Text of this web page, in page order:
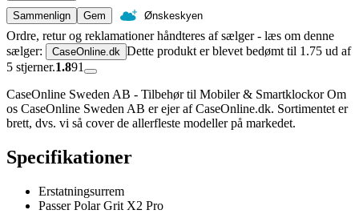
Sammenlign
Gem Ønskeskyen
Ordre, retur og reklamationer håndteres af sælger - læs om denne
sælger:
CaseOnline.dk Dette produkt er blevet bedømt til 1.75 ud af
5 stjerner.1.891
CaseOnline Sweden AB - Tilbehør til Mobiler & Smartklockor Om
os CaseOnline Sweden AB er ejer af CaseOnline.dk. Sortimentet er
brett, dvs. vi så cover de allerfleste modeller på markedet.
Specifikationer
Erstatningsurrem
Passer Polar Grit X2 Pro